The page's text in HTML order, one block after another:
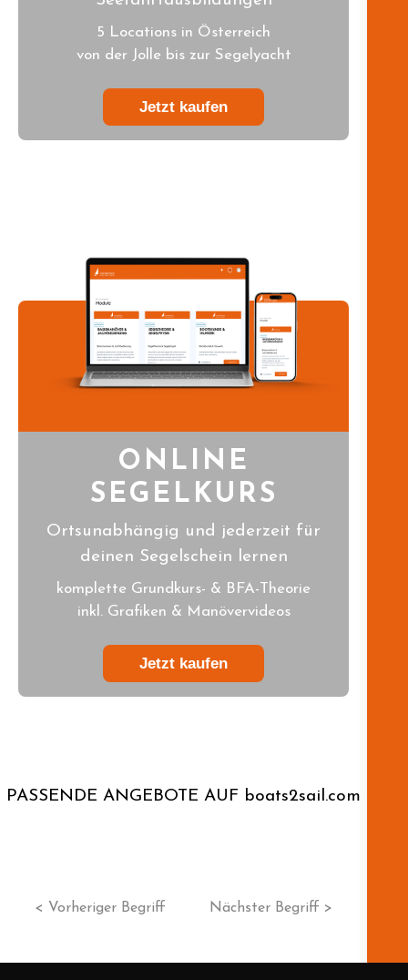
5 Locations in Österreich
von der Jolle bis zur Segelyacht
Jetzt kaufen
ONLINE
SEGELKURS
Ortsunabhängig und jederzeit für
deinen Segelschein lernen
komplette Grundkurs- & BFA-Theorie
inkl. Grafiken & Manövervideos
Jetzt kaufen
PASSENDE ANGEBOTE AUF boats2sail.com
< Vorheriger Begriff Nächster Begriff >